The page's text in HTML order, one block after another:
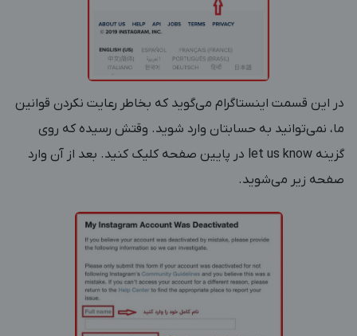
در این قسمت اینستاگرام می‌گوید که بخاطر رعایت نکردن قوانین
ما، نمی‌توانید به حسابتان وارد شوید. وقتش رسیده که روی
گزینه let us know در پایین صفحه کلیک کنید. بعد از آن وارد
صفحه زیر می‌شوید.